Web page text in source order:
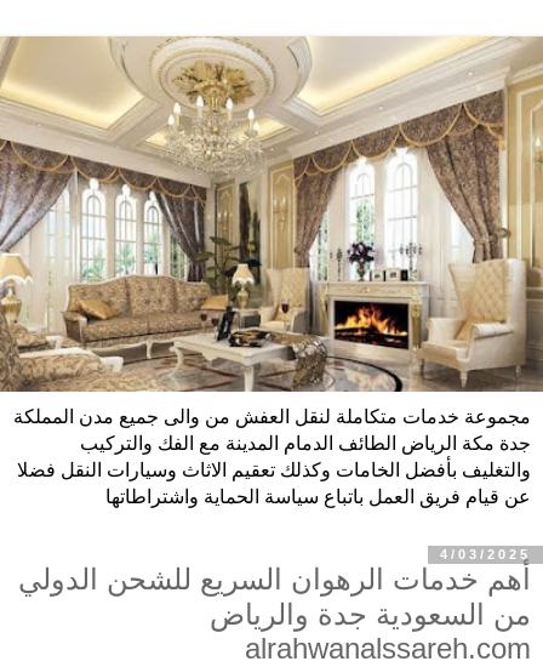
مجموعة خدمات متكاملة لنقل العفش من والى جميع مدن المملكة
جدة مكة الرياض الطائف الدمام المدينة مع الفك والتركيب
والتغليف بأفضل الخامات وكذلك تعقيم الاثاث وسيارات النقل فضلا
عن قيام فريق العمل باتباع سياسة الحماية واشتراطاتها
4/03/2025
أهم خدمات الرهوان السريع للشحن الدولي
من السعودية جدة والرياض
alrahwanalssareh.com